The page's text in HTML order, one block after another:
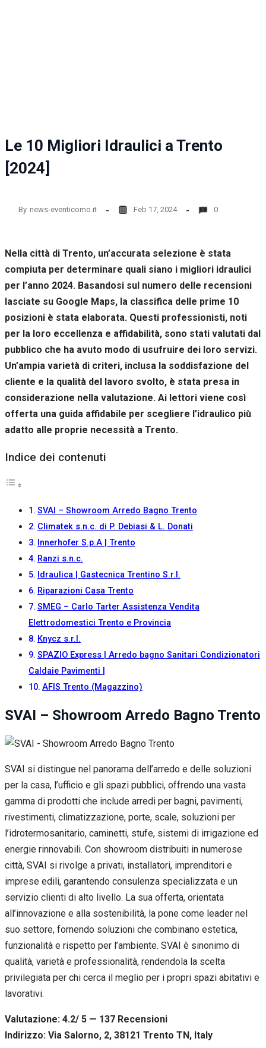
Le 10 Migliori Idraulici a Trento
[2024]
By news-eventicomo.it Feb 17, 2024 0
Nella città di Trento, un’accurata selezione è stata
compiuta per determinare quali siano i migliori idraulici
per l’anno 2024. Basandosi sul numero delle recensioni
lasciate su Google Maps, la classifica delle prime 10
posizioni è stata elaborata. Questi professionisti, noti
per la loro eccellenza e affidabilità, sono stati valutati dal
pubblico che ha avuto modo di usufruire dei loro servizi.
Un’ampia varietà di criteri, inclusa la soddisfazione del
cliente e la qualità del lavoro svolto, è stata presa in
considerazione nella valutazione. Ai lettori viene così
offerta una guida affidabile per scegliere l’idraulico più
adatto alle proprie necessità a Trento.
Indice dei contenuti
SVAI – Showroom Arredo Bagno Trento
Climatek s.n.c. di P. Debiasi & L. Donati
Innerhofer S.p.A | Trento
Ranzi s.n.c.
Idraulica | Gastecnica Trentino S.r.l.
Riparazioni Casa Trento
SMEG – Carlo Tarter Assistenza Vendita
Elettrodomestici Trento e Provincia
Knycz s.r.l.
SPAZIO Express | Arredo bagno Sanitari Condizionatori
Caldaie Pavimenti |
AFIS Trento (Magazzino)
SVAI – Showroom Arredo Bagno Trento
SVAI si distingue nel panorama dell’arredo e delle soluzioni
per la casa, l’ufficio e gli spazi pubblici, offrendo una vasta
gamma di prodotti che include arredi per bagni, pavimenti,
rivestimenti, climatizzazione, porte, scale, soluzioni per
l’idrotermosanitario, caminetti, stufe, sistemi di irrigazione ed
energie rinnovabili. Con showroom distribuiti in numerose
città, SVAI si rivolge a privati, installatori, imprenditori e
imprese edili, garantendo consulenza specializzata e un
servizio clienti di alto livello. La sua offerta, orientata
all’innovazione e alla sostenibilità, la pone come leader nel
suo settore, fornendo soluzioni che combinano estetica,
funzionalità e rispetto per l’ambiente. SVAI è sinonimo di
qualità, varietà e professionalità, rendendola la scelta
privilegiata per chi cerca il meglio per i propri spazi abitativi e
lavorativi.
Valutazione: 4.2/ 5 — 137 Recensioni
Indirizzo: Via Salorno, 2, 38121 Trento TN, Italy
Esperienza
Per
esperienza
di
sito durante
Se rifiuti
questi
cookie,
alcune
funzioni del
sito non
disponibili.
Marketing
Condividendo i
tuoi interessi e il
tuo
comportamento
nostro sito,
possibilità di
e offerte
personalizzati.